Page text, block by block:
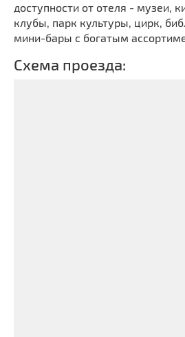
доступности от отеля - музеи,
клубы, парк культуры, цирк,
мини-бары с богатым
Схема проезда: